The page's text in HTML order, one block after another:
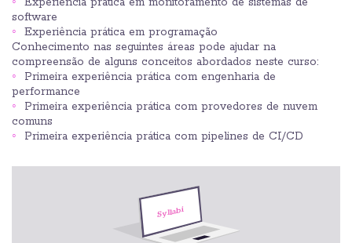
software
Experiência prática em programação
Conhecimento nas seguintes áreas pode ajudar na
compreensão de alguns conceitos abordados neste curso:
Primeira experiência prática com engenharia de
performance
Primeira experiência prática com provedores de nuvem
comuns
Primeira experiência prática com pipelines de CI/CD